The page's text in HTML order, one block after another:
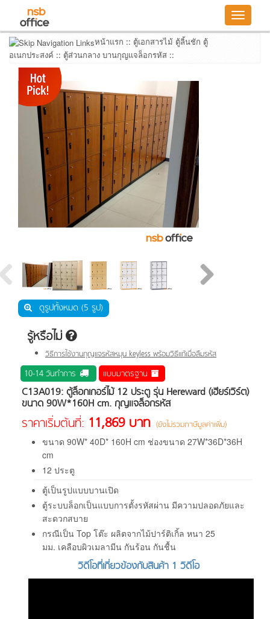
Toggle
หน้าแรก :: ตู้เอกสารไม้ ตู้ลิ้นชัก ตู้
อเนกประสงค์ :: ตู้ส่วนกลาง บานกุญแจล็อกรหัส ::
ดูรูปทั้งหมด (5 รูป)
รู้หรือไม่
วิธีการใช้งานกุญแจรหัสหมุน keyless พร้อมวิธีแก้เมื่อลืมรหัส
10-14 วันทำการ แบบมาตรฐาน
C13A019: ตู้ล็อกเกอร์ไม้ 12 ประตู รุ่น Hereward (เฮียร์เวิร์ต)
ขนาด 90W*160H cm. กุญแจล็อกรหัส
ราคาเริ่มต้นที่: 11,869 บาท (ยังไม่รวมภาษีมูลค่าเพิ่ม)
ขนาด 90W* 40D* 160H cm ช่องขนาด 27W*36D*36H
cm
12 ประตู
ตู้เป็นรูปแบบบานเปิด
ตู้ระบบล็อกเป็นแบบการตั้งรหัสผ่าน มีความปลอดภัยและ
สะดวกสบาย
กรณีเป็น Top โต๊ะ ผลิตจากไม้ปาร์ติเกิ้ล หนา 25
มม. เคลือบผิวเมลามีน กันร้อน กันชื้น
วิดีโอที่เกี่ยวข้องกับสินค้า 1 วิดีโอ